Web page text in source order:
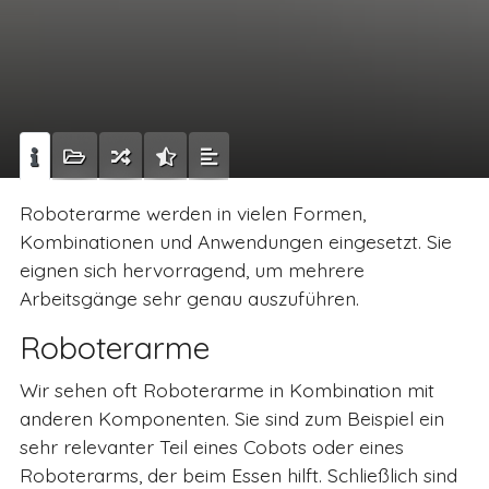
Roboterarme werden in vielen Formen,
Kombinationen und Anwendungen eingesetzt. Sie
eignen sich hervorragend, um mehrere
Arbeitsgänge sehr genau auszuführen.
Roboterarme
Wir sehen oft Roboterarme in Kombination mit
anderen Komponenten. Sie sind zum Beispiel ein
sehr relevanter Teil eines Cobots oder eines
Roboterarms, der beim Essen hilft. Schließlich sind